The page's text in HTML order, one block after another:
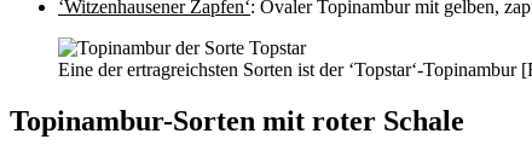
‘Witzenhausener Zapfen‘: Ovaler Topinambur mit gelben,
Eine der ertragreichsten Sorten ist der ‘Topstar‘-
Topinambur-Sorten mit roter Schale